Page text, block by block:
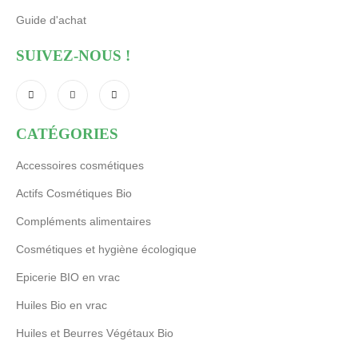
Guide d'achat
SUIVEZ-NOUS !
CATÉGORIES
Accessoires cosmétiques
Actifs Cosmétiques Bio
Compléments alimentaires
Cosmétiques et hygiène écologique
Epicerie BIO en vrac
Huiles Bio en vrac
Huiles et Beurres Végétaux Bio